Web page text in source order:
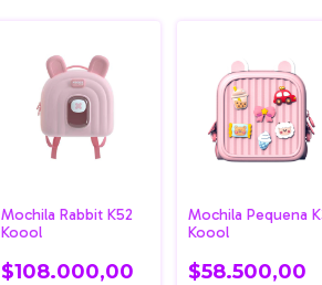
Mochila Rabbit K52
Koool
$108.000,00
Mochila Pequena
Koool
$58.500,00